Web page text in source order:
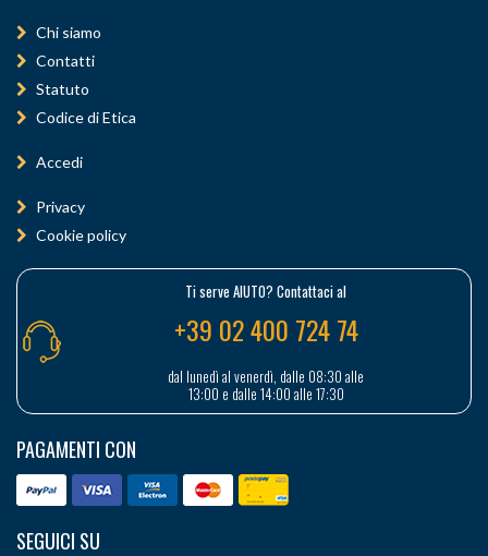
Chi siamo
Contatti
Statuto
Codice di Etica
Accedi
Privacy
Cookie policy
Ti serve AIUTO? Contattaci al
+39 02 400 724 74
dal lunedì al venerdì, dalle 08:30 alle
13:00 e dalle 14:00 alle 17:30
PAGAMENTI CON
SEGUICI SU